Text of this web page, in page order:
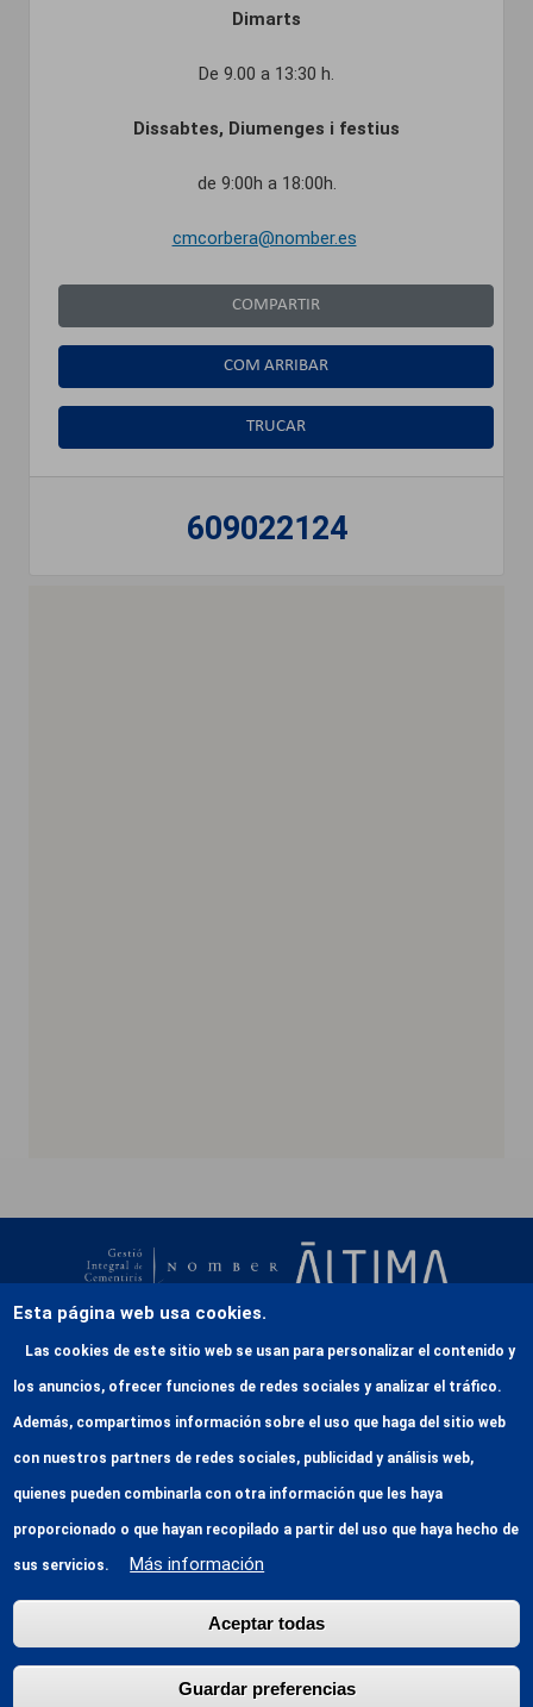
Dimarts
De 9.00 a 13:30 h.
Dissabtes, Diumenges i festius
de 9:00h a 18:00h.
cmcorbera@nomber.es
COMPARTIR
COM ARRIBAR
TRUCAR
609022124
609 022 124
Llobregat - BARCELONA
CONTACTE
Footer ca Corbera de Llobregat
Esta página web usa cookies.
Las cookies de este sitio web se usan para personalizar el contenido y
los anuncios, ofrecer funciones de redes sociales y analizar el tráfico.
Además, compartimos información sobre el uso que haga del sitio web
con nuestros partners de redes sociales, publicidad y análisis web,
quienes pueden combinarla con otra información que les haya
proporcionado o que hayan recopilado a partir del uso que haya hecho de
sus servicios. Más información
Guardar preferencias
Aceptar todas